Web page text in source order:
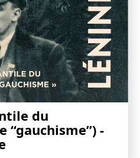
du
“gauchisme”) -